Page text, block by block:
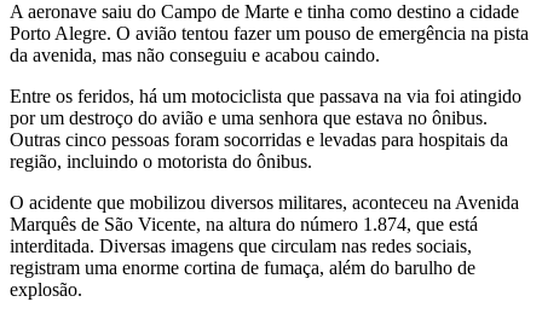
A aeronave saiu do Campo de Marte e tinha como destino a cidade
Porto Alegre. O avião tentou fazer um pouso de emergência na pista
da avenida, mas não conseguiu e acabou caindo.
Entre os feridos, há um motociclista que passava na via foi atingido
por um destroço do avião e uma senhora que estava no ônibus.
Outras cinco pessoas foram socorridas e levadas para hospitais da
região, incluindo o motorista do ônibus.
O acidente que mobilizou diversos militares, aconteceu na Avenida
Marquês de São Vicente, na altura do número 1.874, que está
interditada. Diversas imagens que circulam nas redes sociais,
registram uma enorme cortina de fumaça, além do barulho de
explosão.